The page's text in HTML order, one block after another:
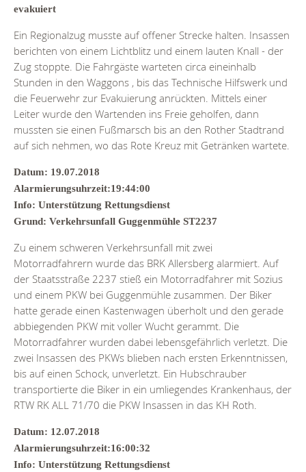
evakuiert
Ein Regionalzug musste auf offener Strecke halten. Insassen
berichten von einem Lichtblitz und einem lauten Knall - der
Zug stoppte. Die Fahrgäste warteten circa eineinhalb
Stunden in den Waggons , bis das Technische Hilfswerk und
die Feuerwehr zur Evakuierung anrückten. Mittels einer
Leiter wurde den Wartenden ins Freie geholfen, dann
mussten sie einen Fußmarsch bis an den Rother Stadtrand
auf sich nehmen, wo das Rote Kreuz mit Getränken wartete.
Datum: 19.07.2018
Alarmierungsuhrzeit:19:44:00
Info: Unterstützung Rettungsdienst
Grund: Verkehrsunfall Guggenmühle ST2237
Zu einem schweren Verkehrsunfall mit zwei
Motorradfahrern wurde das BRK Allersberg alarmiert. Auf
der Staatsstraße 2237 stieß ein Motorradfahrer mit Sozius
und einem PKW bei Guggenmühle zusammen. Der Biker
hatte gerade einen Kastenwagen überholt und den gerade
abbiegenden PKW mit voller Wucht gerammt. Die
Motorradfahrer wurden dabei lebensgefährlich verletzt. Die
zwei Insassen des PKWs blieben nach ersten Erkenntnissen,
bis auf einen Schock, unverletzt. Ein Hubschrauber
transportierte die Biker in ein umliegendes Krankenhaus, der
RTW RK ALL 71/70 die PKW Insassen in das KH Roth.
Datum: 12.07.2018
Alarmierungsuhrzeit:16:00:32
Info: Unterstützung Rettungsdienst